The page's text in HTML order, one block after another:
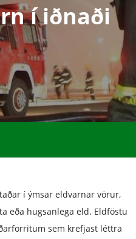
í iðnaði
í ýmsar eldvarnar vörur,
eða hugsanlega eld. Eldföstu
sem krefjast léttra